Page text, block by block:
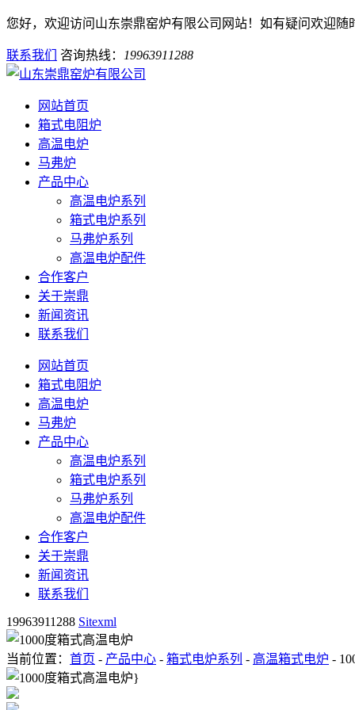
您好，欢迎访问山东崇鼎窑炉有限公司网站！如有疑问欢迎随
联系我们 咨询热线： 19963911288
网站首页
箱式电阻炉
高温电炉
马弗炉
产品中心
高温电炉系列
箱式电炉系列
马弗炉系列
高温电炉配件
合作客户
关于崇鼎
新闻资讯
联系我们
网站首页
箱式电阻炉
高温电炉
马弗炉
产品中心
高温电炉系列
箱式电炉系列
马弗炉系列
高温电炉配件
合作客户
关于崇鼎
新闻资讯
联系我们
19963911288 Sitexml
当前位置： 首页 - 产品中心 - 箱式电炉系列 - 高温箱式电炉 -